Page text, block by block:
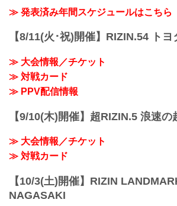
2022年4月17日（
14:00開始（予定）
※開場・開始時間
RIZIN FFオフィシ
ご了承ください。
会場
≫ 発表済み年間スケジュールはこちら
【8/11(火･祝)開催】RIZIN.54 ト
≫ 大会情報／チケット
≫ 対戦カード
≫ PPV配信情報
【9/10(木)開催】超RIZIN.5 浪速の
≫ 大会情報／チケット
≫ 対戦カード
【10/3(土)開催】RIZIN
NAGASAKI